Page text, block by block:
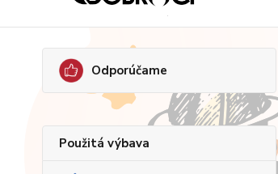
Odporúčame
Použitá výbava